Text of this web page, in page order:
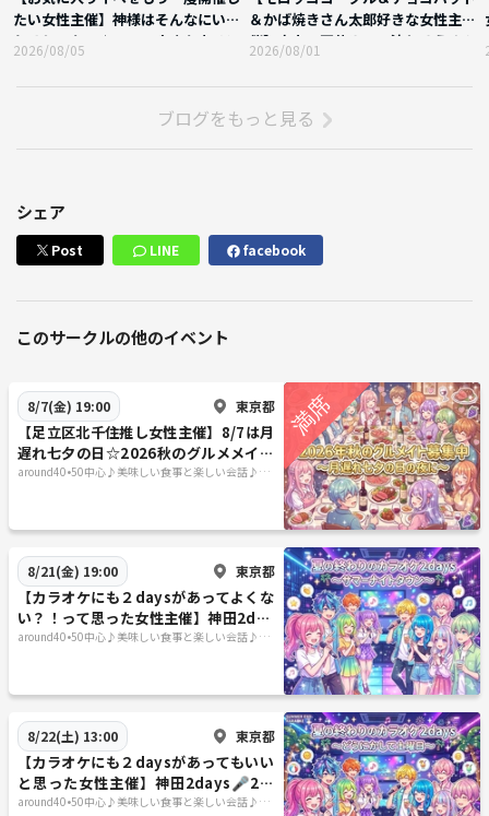
たい女性主催】神様はそんなにいじ
わるじゃない☆日頃の小さな幸せに
感謝☆水曜はこの日ラスト
2026/08/05
＆かば焼きさん太郎好きな女性主
催】大人の夏休み？！流しそうめん
＆懐かし駄菓子×ボドゲ☆
2026/08/01
ブログをもっと見る
シェア
Post LINE facebook
このサークルの他のイベント
8/7(金) 19:00 東京都
【足立区北千住推し女性主催】8/7は月
遅れ七夕の日☆2026秋のグルメメイト
募集中☆茨城人気イタリアン待望の北
around40•50中心♪美味しい食事と楽しい会話♪＋
8/21(金) 19:00 東京都
【カラオケにも２daysがあってよくな
い？！って思った女性主催】神田2day
s🎤サマーナイトタウン金曜日編☆
around40•50中心♪美味しい食事と楽しい会話♪＋
8/22(土) 13:00 東京都
【カラオケにも２daysがあってもいい
と思った女性主催】神田2days🎤2Ｄ
ａｙどうにかして土曜日？！土曜日編
around40•50中心♪美味しい食事と楽しい会話♪＋